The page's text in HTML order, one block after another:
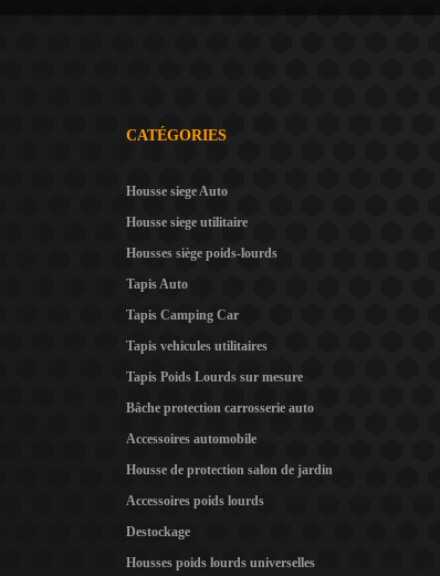
CATÉGORIES
Housse siege Auto
Housse siege utilitaire
Housses siège poids-lourds
Tapis Auto
Tapis Camping Car
Tapis vehicules utilitaires
Tapis Poids Lourds sur mesure
Bâche protection carrosserie auto
Accessoires automobile
Housse de protection salon de jardin
Accessoires poids lourds
Destockage
Housses poids lourds universelles